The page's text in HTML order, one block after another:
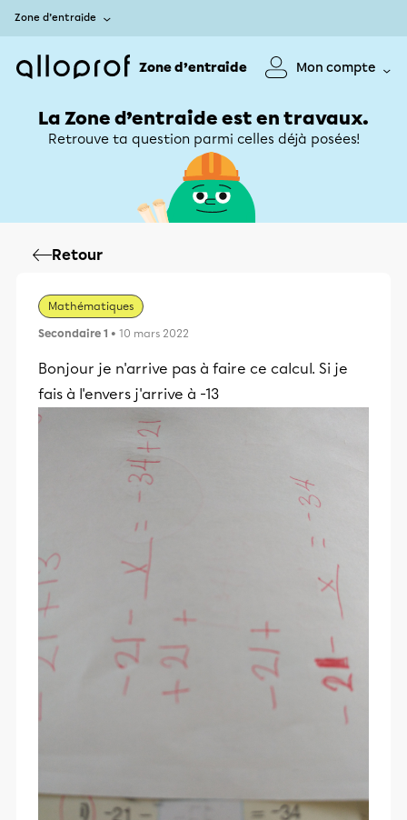
Zone d’entraide
Zone d’entraide Mon compte
La Zone d’entraide est en travaux.
Retrouve ta question parmi celles déjà posées!
Retour
Mathématiques
Secondaire 1 • 10 mars 2022
Bonjour je n'arrive pas à faire ce calcul. Si je
fais à l'envers j'arrive à -13